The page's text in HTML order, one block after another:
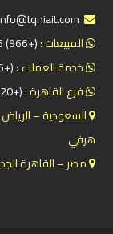
المبيعات :(+966) 0567769286
خدمة العملاء :(+966) 0565515077
فرع القاهرة :(+20) 01158150888
السعودية –
هرفي
مصر – القاهرة